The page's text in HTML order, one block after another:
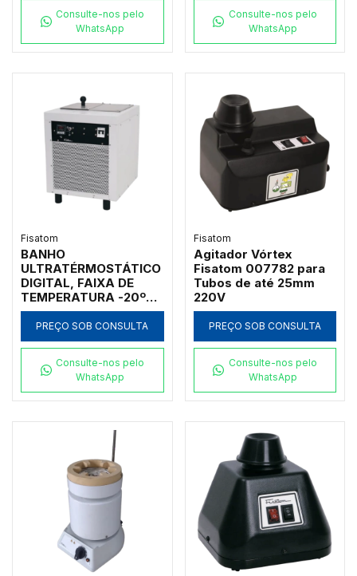
INCORPORADO PARA
TEMPERATURAS ATÉ
300ºC, CLASSE 300,
0012E2
Consulte-nos pelo
WhatsApp
INCORPORADO PARA
TEMPERATURAS ATÉ
300ºC, CLASSE 300,
0102E2
Consulte-nos pelo
WhatsApp
Fisatom
BANHO
ULTRATÉRMOSTÁTICO
DIGITAL, FAIXA DE
TEMPERATURA -20ºC
A 95ºC, RESOLUÇÃO
0,1ºC, COM
CIRCULAÇÃO INTERNA
AÇO INOXIDÁVEL COM
TAMPA, VOLUME 9
LITROS, 220V -
PREÇO SOB CONSULTA
Consulte-nos pelo
WhatsApp
Fisatom
Agitador Vórtex
Fisatom 007782 para
Tubos de até 25mm
220V
PREÇO SOB CONSULTA
Consulte-nos pelo
WhatsApp